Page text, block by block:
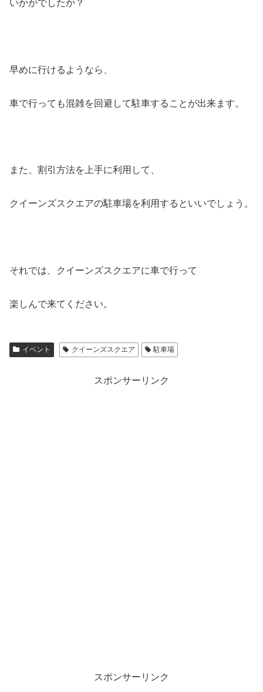
いかがでしたか？
早めに行けるようなら、
車で行っても混雑を回避して駐車することが出来ます。
また、割引方法を上手に利用して、
クイーンズスクエアの駐車場を利用するといいでしょう。
それでは、クイーンズスクエアに車で行って
楽しんで来てください。
イベント クイーンズスクエア 駐車場
スポンサーリンク
スポンサーリンク